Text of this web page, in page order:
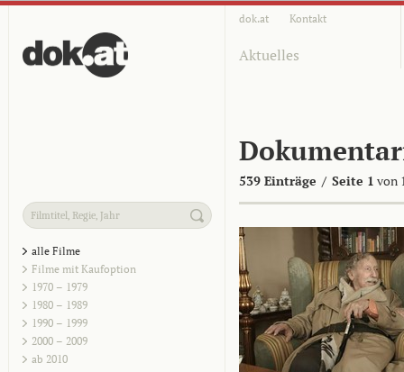
dok.at Kontakt
Aktuelles
539 Einträge / Seite 1 von
alle Filme
Filme mit Kaufoption
1970 – 1979
1980 – 1989
1990 – 1999
2000 – 2009
ab 2010